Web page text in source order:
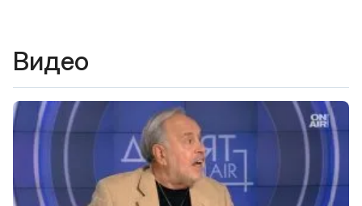
Видео